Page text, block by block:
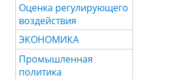
Оценка регулирующего
воздействия
ЭКОНОМИКА
Промышленная
политика